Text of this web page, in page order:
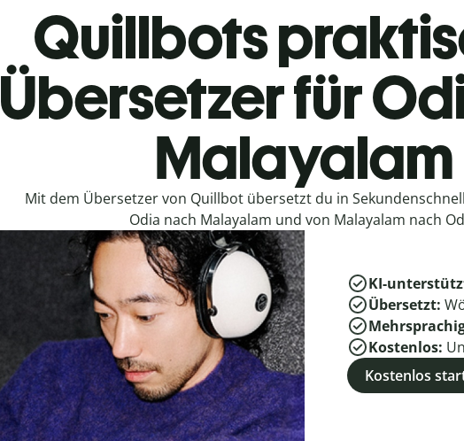
Quillbots
Übersetzer für
Malayalam
Mit dem Übersetzer von Quillbot übersetzt du in
Odia nach Malayalam und von Malayalam nach
KI-
Übersetzt:
Kostenlos:
Kostenlos